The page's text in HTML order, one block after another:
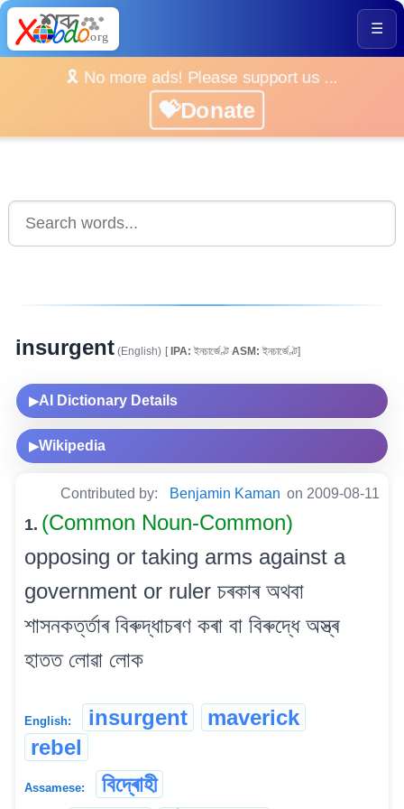
☰
🎗️ No more ads! Please support us ...
💝Donate
insurgent (English) [IPA: ইনচাৰ্জেণ্ট ASM: ইনচাৰ্জেণ্ট]
▶AI Dictionary Details
▶Wikipedia
Contributed by: Benjamin Kaman on 2009-08-11
1. (Common Noun-Common)
opposing or taking arms against a
government or ruler চৰকাৰ অথবা
শাসনকৰ্ত্তাৰ বিৰুদ্ধাচৰণ কৰা বা বিৰুদ্ধে অস্ত্ৰ
হাতত লোৱা লোক
English: insurgent
maverick
rebel
Assamese: বিদ্ৰোহী